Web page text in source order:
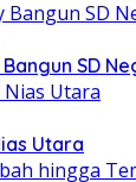
SD
Utara